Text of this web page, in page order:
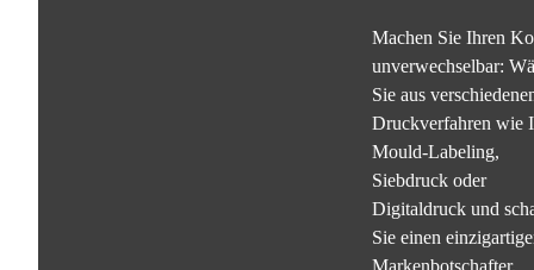
Machen Sie Ihren
unverwechselbar:
Sie aus
Druckverfahren wie
Mould-Labeling,
Siebdruck oder
Digitaldruck und
Sie einen
Markenbotschafter.